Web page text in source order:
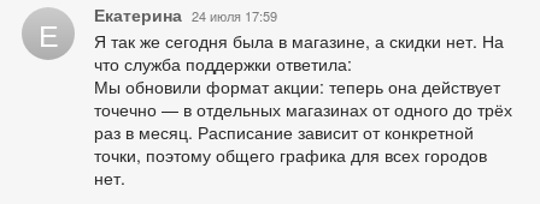
Е Екатерина 24 июля 17:59
Я так же сегодня была в магазине, а скидки нет. На
что служба поддержки ответила:
Мы обновили формат акции: теперь она действует
точечно — в отдельных магазинах от одного до трёх
раз в месяц. Расписание зависит от конкретной
точки, поэтому общего графика для всех городов
нет.